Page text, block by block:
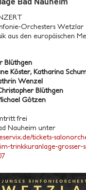
Orchesters Wetzlar
aus den europäischen
Blüthgen
Köster, Katharina
Wenzel
Blüthgen
Götzen
frei
Nauheim unter
tickets-
trinkkuranlage-grosser-